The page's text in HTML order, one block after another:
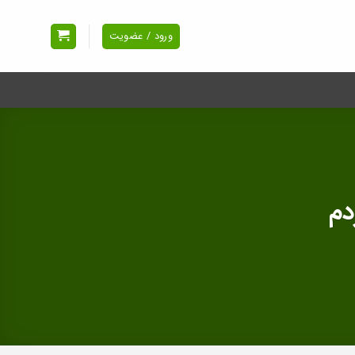
ورود / عضویت